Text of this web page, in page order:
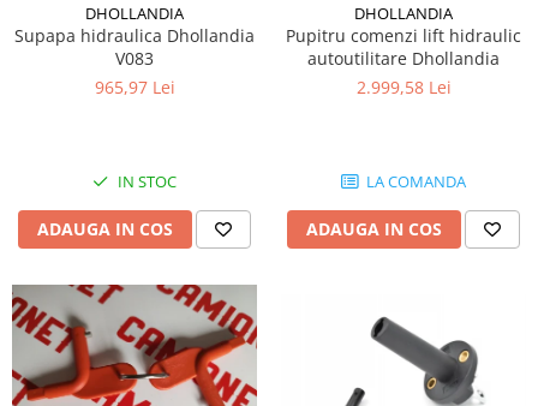
DHOLLANDIA
Supapa hidraulica Dhollandia
V083
965,97 Lei
IN STOC
ADAUGA IN COS
DHOLLANDIA
Pupitru comenzi lift hidraulic
autoutilitare Dhollandia
2.999,58 Lei
LA COMANDA
ADAUGA IN COS